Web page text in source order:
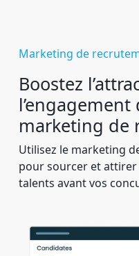
Marketing de
Boostez
marketing de
Utilisez le marketing
pour sourcer et
talents avant vos